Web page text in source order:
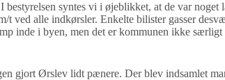
syntes vi i øjeblikket, at de var
t ved alle indkørsler. Enkelte bilister gasser
inde i byen, men det er kommunen ikke
gjort Ørslev lidt pænere. Der blev indsamlet